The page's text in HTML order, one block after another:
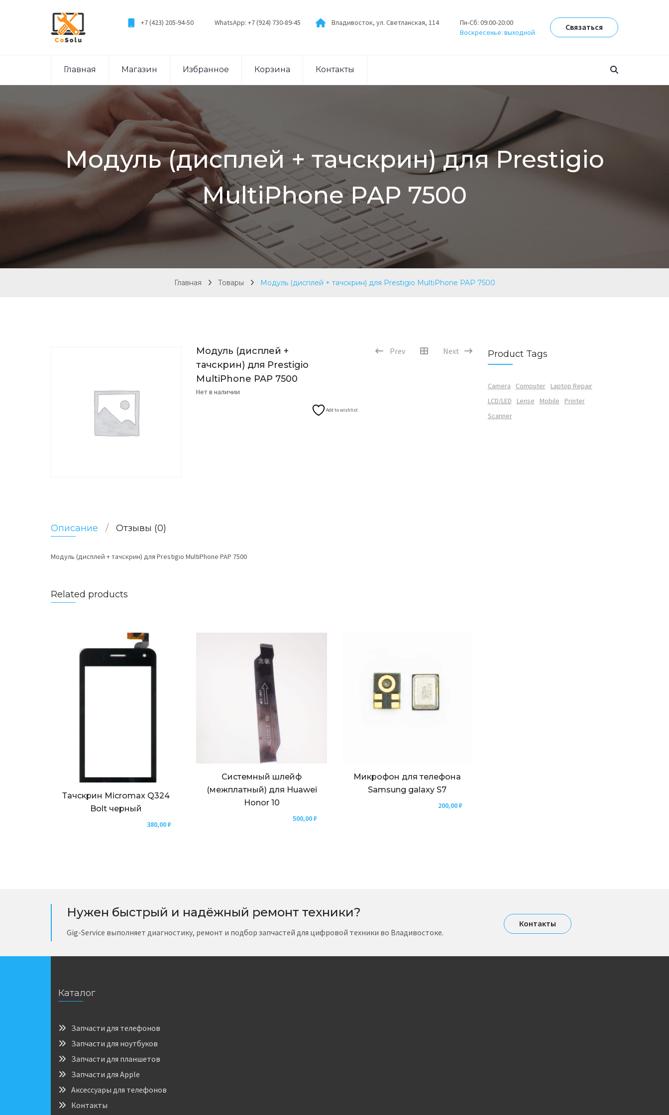
+7 (423) 205-94-50 WhatsApp: +7 (924) 730-89-45 Владивосток, ул. Светланская, 114
Пн-Сб: 09:00-20:00
Воскресенье: выходной
Связаться
Главная Магазин Избранное Корзина Контакты
Модуль (дисплей + тачскрин) для Prestigio
MultiPhone PAP 7500
Главная Товары Модуль (дисплей + тачскрин) для Prestigio MultiPhone PAP 7500
Prev Next
Модуль (дисплей +
тачскрин) для Prestigio
MultiPhone PAP 7500
Нет в наличии
Add to wishlist
Описание Отзывы (0)
Модуль (дисплей + тачскрин) для Prestigio MultiPhone PAP 7500
Related products
Тачскрин Micromax Q324
Bolt черный
380,00₽
Системный шлейф
(межплатный) для Huawei
Honor 10
500,00₽
Микрофон для телефона
Samsung galaxy S7
200,00₽
Product Tags
Camera Computer
Laptop Repair
LCD/LED
Lense Mobile
Printer
Scanner
Нужен быстрый и надёжный ремонт техники?
Gig-Service выполняет диагностику, ремонт и подбор запчастей для цифровой техники во Владивостоке.
Контакты
Каталог
Запчасти для телефонов
Запчасти для ноутбуков
Запчасти для планшетов
Запчасти для Apple
Аксессуары для телефонов
Контакты